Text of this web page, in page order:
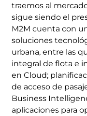
traemos al
sigue siendo el
M2M cuenta con
soluciones
urbana, entre las
integral de flota e
en Cloud;
de acceso de
Business
aplicaciones para